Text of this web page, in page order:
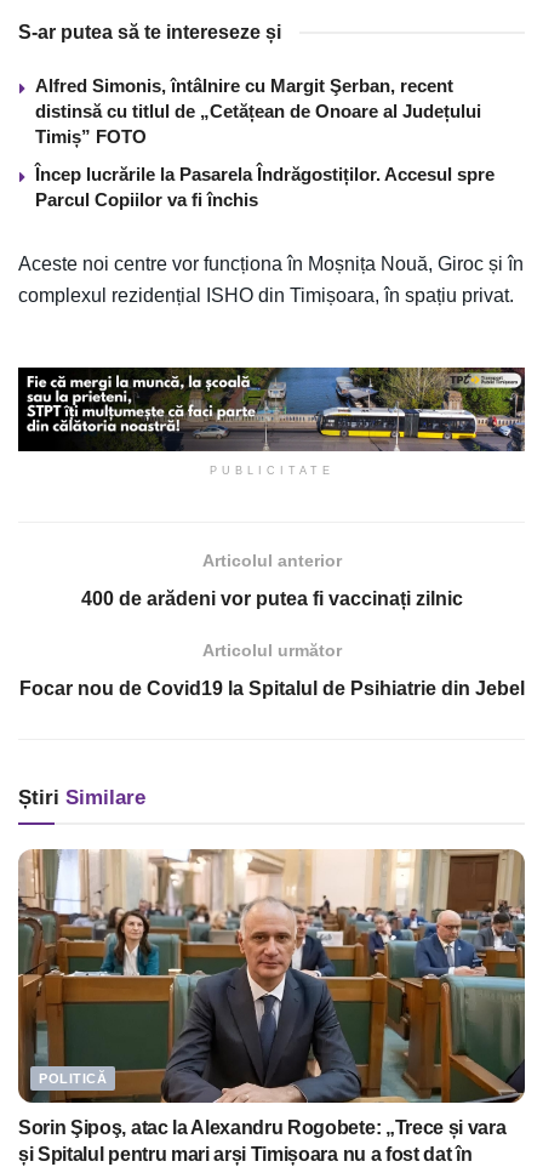
S-ar putea să te intereseze și
Alfred Simonis, întâlnire cu Margit Şerban, recent
distinsă cu titlul de „Cetățean de Onoare al Județului
Timiș” FOTO
Încep lucrările la Pasarela Îndrăgostiților. Accesul spre
Parcul Copiilor va fi închis
Aceste noi centre vor funcționa în Moșnița Nouă, Giroc și în
complexul rezidențial ISHO din Timișoara, în spațiu privat.
PUBLICITATE
Articolul anterior
400 de arădeni vor putea fi vaccinați zilnic
Articolul următor
Focar nou de Covid19 la Spitalul de Psihiatrie din Jebel
Știri Similare
POLITICĂ
Sorin Şipoş, atac la Alexandru Rogobete: „Trece și vara
și Spitalul pentru mari arși Timișoara nu a fost dat în